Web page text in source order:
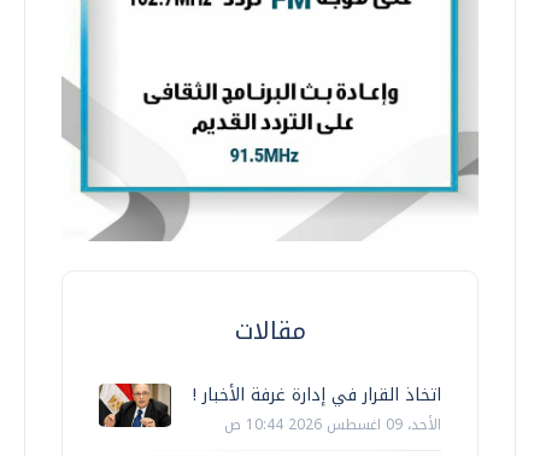
مقالات
اتخاذ القرار في إدارة غرفة الأخبار !
الأحد، 09 اغسطس 2026 10:44 ص